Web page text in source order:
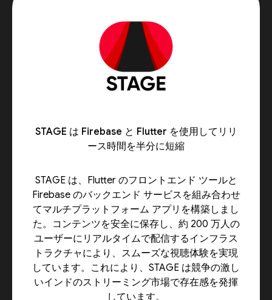
STAGE は Firebase と Flutter を使用してリリ
ース時間を半分に短縮
STAGE は、Flutter のフロントエンド ツールと
Firebase のバックエンド サービスを組み合わせ
てマルチプラットフォーム アプリを構築しまし
た。コンテンツを安全に保存し、約 200 万人の
ユーザーにリアルタイムで配信するインフラス
トラクチャにより、スムーズな視聴体験を実現
しています。これにより、STAGE は競争の激し
いインドのストリーミング市場で存在感を発揮
しています。